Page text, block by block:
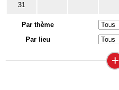
31
Par thème
Par lieu
+